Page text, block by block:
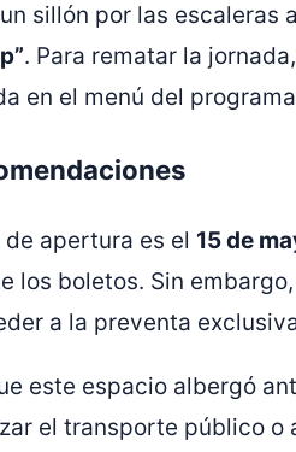
sillón por las escaleras
. Para rematar la
en el menú del
apertura es el 15 de
los boletos. Sin
a la preventa
este espacio albergó
el transporte público